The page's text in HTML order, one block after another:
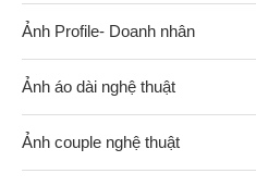
Ảnh Profile- Doanh nhân
Ảnh áo dài nghệ thuật
Ảnh couple nghệ thuật